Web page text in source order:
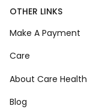
OTHER LINKS
Make A Payment
Care
About Care Health
Blog